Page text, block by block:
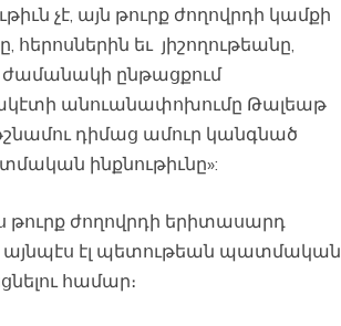
չէ, այն թուրք ժողովրդի կամքի
եւ յիշողութեանը,
ժամանակի ընթացքում
անուանափոխումը Թալեաթ
դիմաց ամուր կանգնած
ինքնութիւնը»:
թուրք ժողովրդի երիտասարդ
այնպէս էլ պետութեան պատմական
համար։